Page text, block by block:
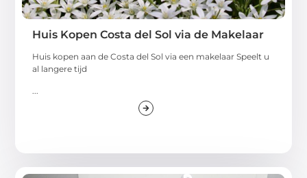
Huis Kopen Costa del Sol via de Makelaar
Huis kopen aan de Costa del Sol via een makelaar Speelt u
al langere tijd